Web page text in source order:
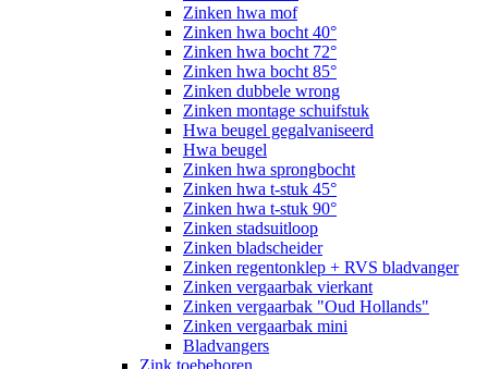
Zinken hwa mof
Zinken hwa bocht 40°
Zinken hwa bocht 72°
Zinken hwa bocht 85°
Zinken dubbele wrong
Zinken montage schuifstuk
Hwa beugel gegalvaniseerd
Hwa beugel
Zinken hwa sprongbocht
Zinken hwa t-stuk 45°
Zinken hwa t-stuk 90°
Zinken stadsuitloop
Zinken bladscheider
Zinken regentonklep + RVS bladvanger
Zinken vergaarbak vierkant
Zinken vergaarbak "Oud Hollands"
Zinken vergaarbak mini
Bladvangers
Zink toebehoren